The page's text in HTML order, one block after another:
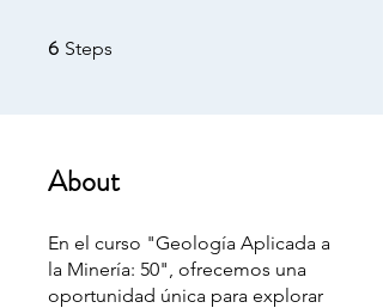
6 Steps
About
En el curso "Geología Aplicada a
la Minería: 50", ofrecemos una
oportunidad única para explorar